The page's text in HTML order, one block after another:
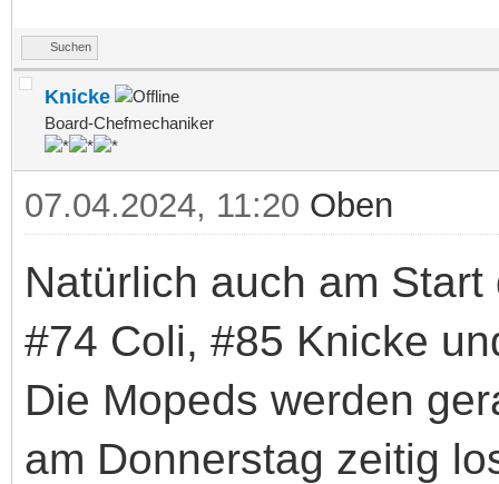
Suchen
Knicke
Board-Chefmechaniker
07.04.2024, 11:20 Oben
Natürlich auch am
#74 Coli, #85 Knicke
Die Mopeds werden
am Donnerstag zeitig